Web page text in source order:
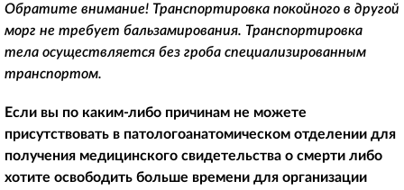
Обратите внимание! Транспортировка покойного в другой
морг не требует бальзамирования. Транспортировка
тела осуществляется без гроба специализированным
транспортом.
Если вы по каким-либо причинам не можете
присутствовать в патологоанатомическом отделении для
получения медицинского свидетельства о смерти либо
хотите освободить больше времени для организации